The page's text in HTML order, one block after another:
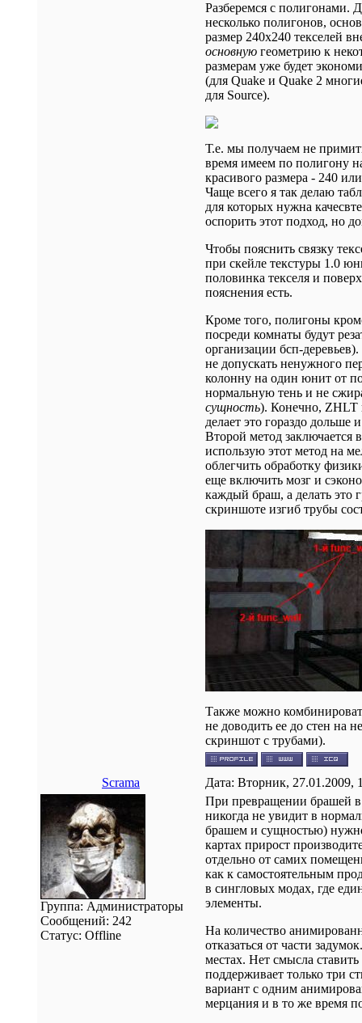
Разберемся с полигонами.
несколько полигонов,
размер 240х240 текселей
основную геометрию к
размерам уже будет
(для Quake и Quake 2
для Source).
Т.е. мы получаем не
время имеем по полигону
красивого размера - 240
Чаще всего я так делаю
для которых нужна
оспорить этот подход, но
Чтобы пояснить связку
при скейле текстуры 1.0
половинка текселя и
пояснения есть.
Кроме того, полигоны
посреди комнаты будут
организации бсп-
не допускать ненужного
колонну на один юнит от
нормальную тень и не
сущность). Конечно, ZHLT
делает это гораздо дольше
Второй метод
использую этот метод на
облегчить обработку
еще включить мозг и
каждый браш, а делать это
скриншоте изгиб трубы
Также можно
не доводить ее до стен на
скриншот с трубами).
Scrama Дата: Вторник,
Группа: Администраторы
Сообщений: 242
Статус: Offline
При превращении брашей в
никогда не увидит в
брашем и сущностью)
картах прирост
отдельно от самих
как к самостоятельным
в сингловых модах, где
элементы.
На количество
отказаться от части
местах. Нет смысла
поддерживает только три
вариант с одним
мерцания и в то же время